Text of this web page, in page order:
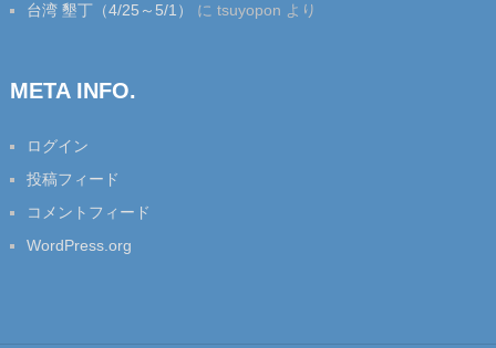
台湾 墾丁（4/25～5/1）
に tsuyopon より
META INFO.
ログイン
投稿フィード
コメントフィード
WordPress.org